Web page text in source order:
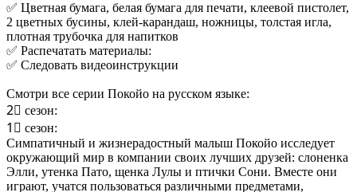
✅ Цветная бумага, белая бумага для печати, клеевой пистолет,
2 цветных бусины, клей-карандаш, ножницы, толстая игла,
плотная трубочка для напитков
✅ Распечатать материалы:
✅ Следовать видеоинструкции
Смотри все серии Покойо на русском языке:
2⃣ сезон:
1⃣ сезон:
Симпатичный и жизнерадостный малыш Покойо исследует
окружающий мир в компании своих лучших друзей: слоненка
Элли, утенка Пато, щенка Лулы и птички Сони. Вместе они
играют, учатся пользоваться различными предметами,